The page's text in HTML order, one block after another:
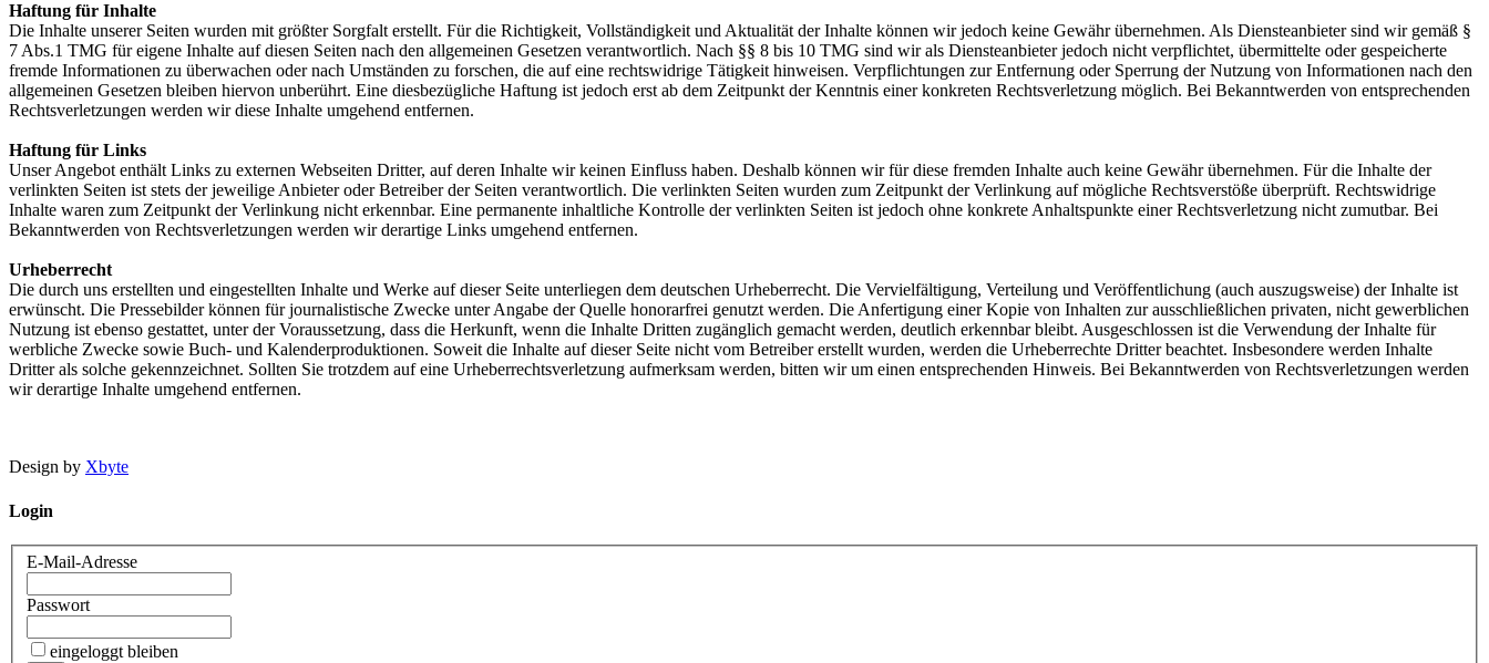
Haftung für Inhalte
Die Inhalte unserer Seiten wurden mit größter Sorgfalt erstellt. Für die Richtigkeit, Vollständigkeit und Aktualität der Inhalte können wir jedoch keine Gewähr übernehmen. Als Diensteanbieter sind wir gemäß §
7 Abs.1 TMG für eigene Inhalte auf diesen Seiten nach den allgemeinen Gesetzen verantwortlich. Nach §§ 8 bis 10 TMG sind wir als Diensteanbieter jedoch nicht verpflichtet, übermittelte oder gespeicherte
fremde Informationen zu überwachen oder nach Umständen zu forschen, die auf eine rechtswidrige Tätigkeit hinweisen. Verpflichtungen zur Entfernung oder Sperrung der Nutzung von Informationen nach den
allgemeinen Gesetzen bleiben hiervon unberührt. Eine diesbezügliche Haftung ist jedoch erst ab dem Zeitpunkt der Kenntnis einer konkreten Rechtsverletzung möglich. Bei Bekanntwerden von entsprechenden
Rechtsverletzungen werden wir diese Inhalte umgehend entfernen.
Haftung für Links
Unser Angebot enthält Links zu externen Webseiten Dritter, auf deren Inhalte wir keinen Einfluss haben. Deshalb können wir für diese fremden Inhalte auch keine Gewähr übernehmen. Für die Inhalte der
verlinkten Seiten ist stets der jeweilige Anbieter oder Betreiber der Seiten verantwortlich. Die verlinkten Seiten wurden zum Zeitpunkt der Verlinkung auf mögliche Rechtsverstöße überprüft. Rechtswidrige
Inhalte waren zum Zeitpunkt der Verlinkung nicht erkennbar. Eine permanente inhaltliche Kontrolle der verlinkten Seiten ist jedoch ohne konkrete Anhaltspunkte einer Rechtsverletzung nicht zumutbar. Bei
Bekanntwerden von Rechtsverletzungen werden wir derartige Links umgehend entfernen.
Urheberrecht
Die durch uns erstellten und eingestellten Inhalte und Werke auf dieser Seite unterliegen dem deutschen Urheberrecht. Die Vervielfältigung, Verteilung und Veröffentlichung (auch auszugsweise) der Inhalte ist
erwünscht. Die Pressebilder können für journalistische Zwecke unter Angabe der Quelle honorarfrei genutzt werden. Die Anfertigung einer Kopie von Inhalten zur ausschließlichen privaten, nicht gewerblichen
Nutzung ist ebenso gestattet, unter der Voraussetzung, dass die Herkunft, wenn die Inhalte Dritten zugänglich gemacht werden, deutlich erkennbar bleibt. Ausgeschlossen ist die Verwendung der Inhalte für
werbliche Zwecke sowie Buch- und Kalenderproduktionen. Soweit die Inhalte auf dieser Seite nicht vom Betreiber erstellt wurden, werden die Urheberrechte Dritter beachtet. Insbesondere werden Inhalte
Dritter als solche gekennzeichnet. Sollten Sie trotzdem auf eine Urheberrechtsverletzung aufmerksam werden, bitten wir um einen entsprechenden Hinweis. Bei Bekanntwerden von Rechtsverletzungen werden
wir derartige Inhalte umgehend entfernen.
Design by Xbyte
Login
E-Mail-Adresse
Passwort
eingeloggt bleiben